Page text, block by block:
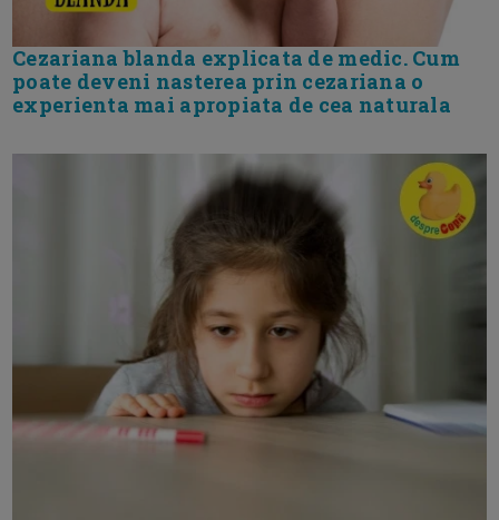
Cezariana blanda explicata de medic. Cum
poate deveni nasterea prin cezariana o
experienta mai apropiata de cea naturala